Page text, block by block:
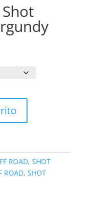
ROAD, SHOT
ROAD, SHOT